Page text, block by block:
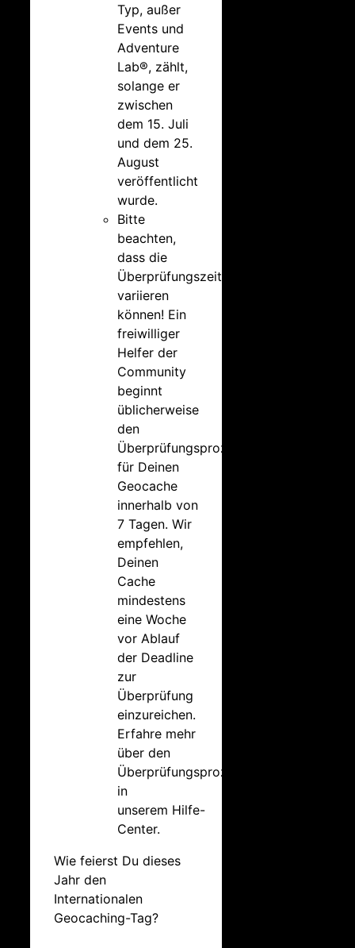
Typ, außer
Events und
Adventure
Lab®, zählt,
solange er
zwischen
dem 15. Juli
und dem 25.
August
veröffentlicht
wurde.
Bitte
beachten,
dass die
Überprüfungszeiten
variieren
können! Ein
freiwilliger
Helfer der
Community
beginnt
üblicherweise
den
Überprüfungsprozess
für Deinen
Geocache
innerhalb von
7 Tagen. Wir
empfehlen,
Deinen
Cache
mindestens
eine Woche
vor Ablauf
der Deadline
zur
Überprüfung
einzureichen.
Erfahre mehr
über den
Überprüfungsprozess
in
unserem Hilfe-
Center.
Wie feierst Du dieses
Jahr den
Internationalen
Geocaching-Tag?